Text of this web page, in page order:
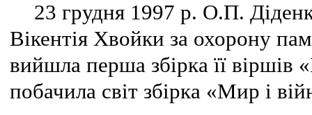
23 грудня 1997 р. О.П.
Вікентія Хвойки за охорону
вийшла перша збірка її віршів
побачила світ збірка «Мир і